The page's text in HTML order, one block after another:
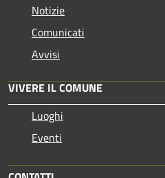
Notizie
Comunicati
Avvisi
VIVERE IL COMUNE
Luoghi
Eventi